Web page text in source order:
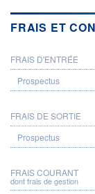
FRAIS ET
PROSPECTUS
FRAIS D'ENTRÉE
FRAIS DE SORTIE
FRAIS COURANT
dont frais de gestion